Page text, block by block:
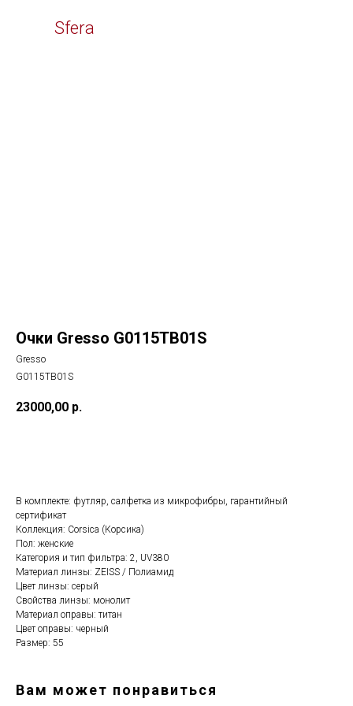
Sfera
Очки Gresso G0115TB01S
Gresso
G0115TB01S
23000,00 р.
В комплекте: футляр, салфетка из микрофибры, гарантийный
сертификат
Коллекция: Corsica (Корсика)
Пол: женские
Категория и тип фильтра: 2, UV380
Материал линзы: ZEISS / Полиамид
Цвет линзы: серый
Cвойства линзы: монолит
Материал оправы: титан
Цвет оправы: черный
Размер: 55
Вам может понравиться